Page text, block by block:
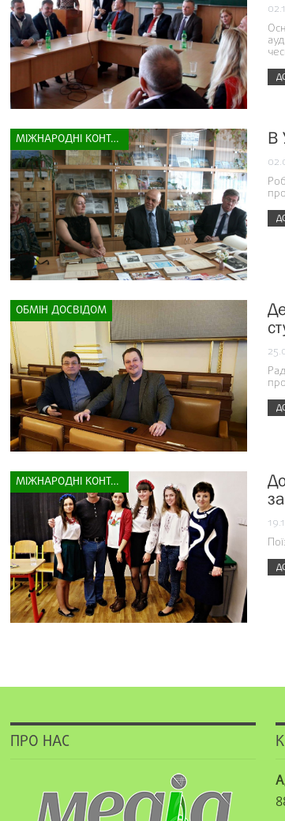
МІЖНАРОДНІ КОНТАКТИ В
ОБМІН ДОСВІДОМ
МІЖНАРОДНІ КОНТАКТИ
ПРО НАС